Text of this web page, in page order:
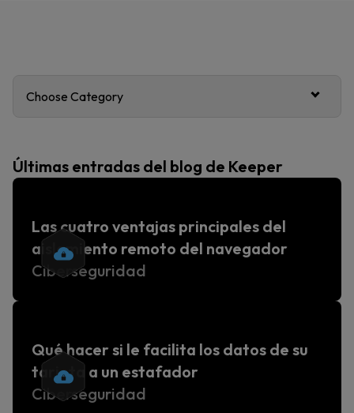
Choose Category
Últimas entradas del blog de Keeper
Las cuatro ventajas principales del
aislamiento remoto del navegador
Ciberseguridad
Qué hacer si le facilita los datos de su
tarjeta a un estafador
Ciberseguridad